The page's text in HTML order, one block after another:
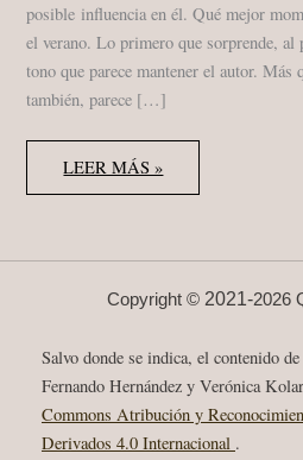
posible influencia en él. Qué mejor
el verano. Lo primero que sorprende, al
tono que parece mantener el autor. Más
también, parece […]
ALAN
PAULS
“LA
HOUSE
LEER MÁS »
Copyright © 2021-2026
Salvo donde se indica, el contenido de
Fernando Hernández y Verónica
Commons Atribución y
Derivados 4.0 Internacional .